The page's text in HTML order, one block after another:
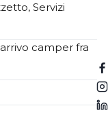
Servizi
camper fra